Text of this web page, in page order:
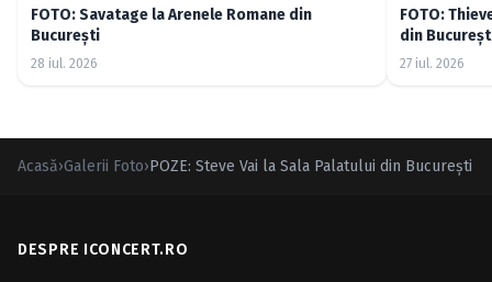
FOTO: Savatage la Arenele Romane din
București
28 iul. 2026
FOTO:
din
27 iul. 2026
Acasă›Galerii Foto›POZE: Steve Vai la Sala Palatului din Bucureşti
DESPRE ICONCERT.RO